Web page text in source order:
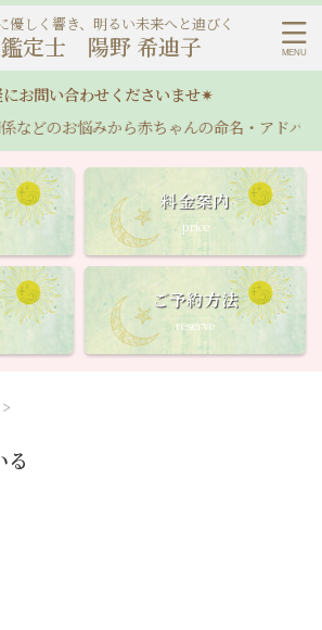
優しく響き、明るい未来へと迪びく
鑑定士 陽野 希迪子
お問い合わせくださいませ✴︎
悩みから赤ちゃんの命名・アドバイスまで
料金案内
price
ご予約方法
reserve
>
る